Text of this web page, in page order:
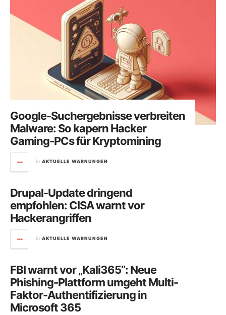
Google-Suchergebnisse verbreiten
Malware: So kapern Hacker
Gaming-PCs für Kryptomining
in AKTUELLE WARNUNGEN
Drupal-Update dringend
empfohlen: CISA warnt vor
Hackerangriffen
in AKTUELLE WARNUNGEN
FBI warnt vor „Kali365“: Neue
Phishing-Plattform umgeht Multi-
Faktor-Authentifizierung in
Microsoft 365